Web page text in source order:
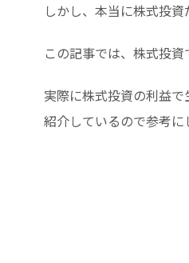
しかし、本当に株式投
この記事では、株式投
実際に株式投資の利益
紹介しているので参考に